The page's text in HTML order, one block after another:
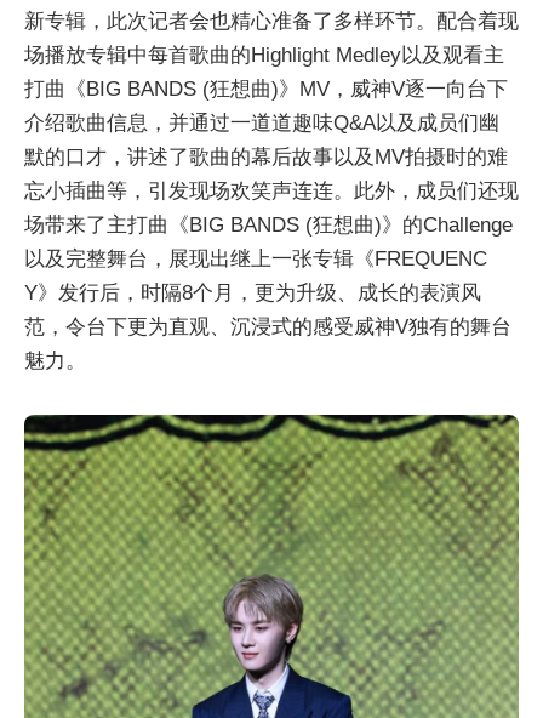
新专辑，此次记者会也精心准备了多样环节。配合着现
场播放专辑中每首歌曲的Highlight Medley以及观看主
打曲《BIG BANDS (狂想曲)》MV，威神V逐一向台下
介绍歌曲信息，并通过一道道趣味Q&A以及成员们幽
默的口才，讲述了歌曲的幕后故事以及MV拍摄时的难
忘小插曲等，引发现场欢笑声连连。此外，成员们还现
场带来了主打曲《BIG BANDS (狂想曲)》的Challenge
以及完整舞台，展现出继上一张专辑《FREQUENC
Y》发行后，时隔8个月，更为升级、成长的表演风
范，令台下更为直观、沉浸式的感受威神V独有的舞台
魅力。